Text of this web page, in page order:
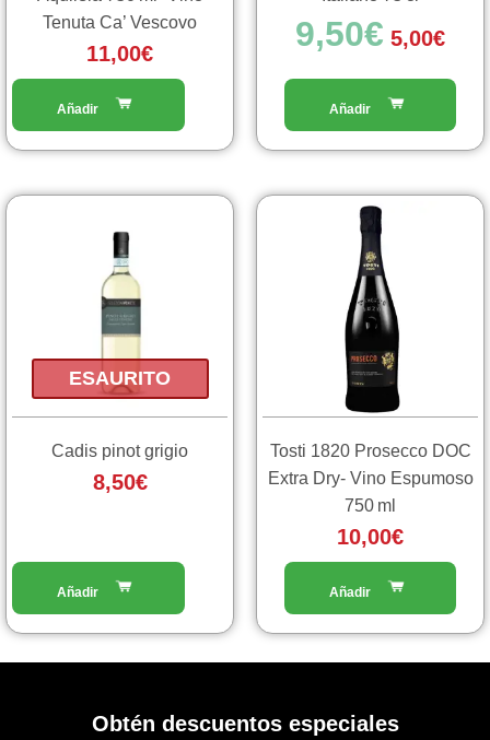
Tenuta Ca’ Vescovo
11,00€ 9,50€ 5,00€
ESAURITO
Cadis pinot grigio
8,50€
Tosti 1820 Prosecco DOC
Extra Dry- Vino Espumoso
750 ml
10,00€
Obtén descuentos especiales